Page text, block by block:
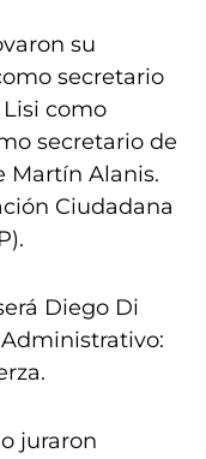
su
secretario
como
secretario de
Martín Alanis.
Ciudadana
Diego Di
juraron